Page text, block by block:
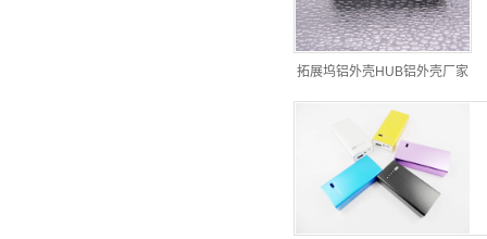
拓展坞铝外壳HUB铝外壳厂家